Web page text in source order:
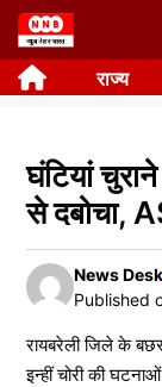
Skip
to
content राज्य
घंटियां
से दबोचा,
News Desk
Published
रायबरेली जिले के
इन्हीं चोरी की